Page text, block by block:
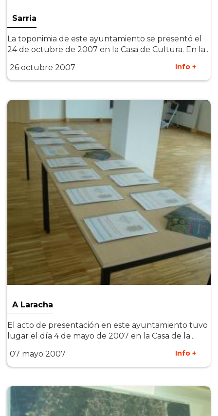
Sarria
La toponimia de este ayuntamiento se presentó el
24 de octubre de 2007 en la Casa de Cultura. En la...
26 octubre 2007
Info +
A Laracha
El acto de presentación en este ayuntamiento tuvo
lugar el día 4 de mayo de 2007 en la Casa de la...
07 mayo 2007
Info +